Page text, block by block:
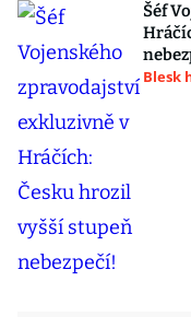
Šéf
Blesk